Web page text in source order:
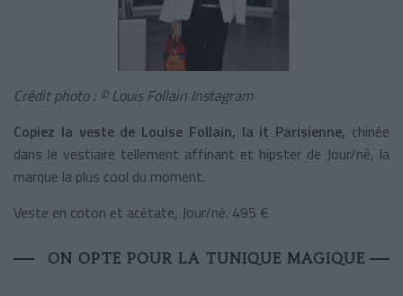
Crédit photo : © Louis Follain Instagram
Copiez la veste de Louise Follain, la it Parisienne, chinée
dans le vestiaire tellement affinant et hipster de Jour/né, la
marque la plus cool du moment.
Veste en coton et acétate, Jour/né. 495 €
ON OPTE POUR LA TUNIQUE MAGIQUE